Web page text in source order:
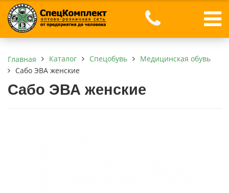
Главная Каталог Спецобувь
Медицинская обувь
Сабо ЭВА женские
Сабо ЭВА женские